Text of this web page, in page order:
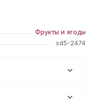
Фрукты и ягоды
sd5-2474